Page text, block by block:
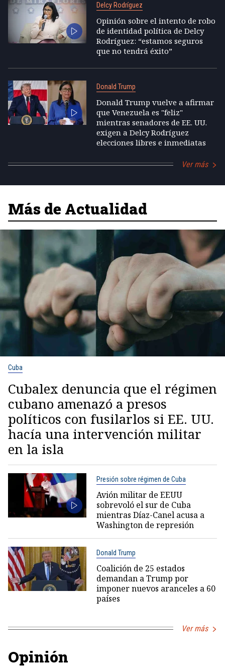
Delcy Rodríguez
Opinión sobre el intento de robo
de identidad política de Delcy
Rodríguez: “estamos seguros
que no tendrá éxito”
Donald Trump
Donald Trump vuelve a afirmar
que Venezuela es "feliz"
mientras senadores de EE. UU.
exigen a Delcy Rodríguez
elecciones libres e inmediatas
Ver más
Más de Actualidad
Cuba
Cubalex denuncia que el régimen
cubano amenazó a presos
políticos con fusilarlos si EE. UU.
hacía una intervención militar
en la isla
Presión sobre régimen de Cuba
Avión militar de EEUU
sobrevoló el sur de Cuba
mientras Díaz-Canel acusa a
Washington de represión
Donald Trump
Coalición de 25 estados
demandan a Trump por
imponer nuevos aranceles a 60
países
Ver más
Opinión